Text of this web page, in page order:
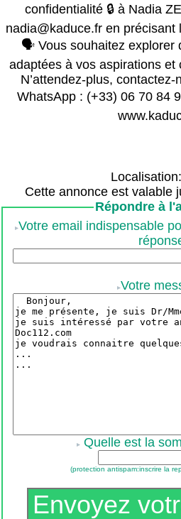
confidentialité 🔒 à Nadia
nadia@kaduce.fr en
🗣️ Vous souhaitez explorer
adaptées à vos aspirations et
N’attendez-plus,
WhatsApp : (+33) 06 70 84
Cette annonce est valable
Répondre à
Votre email indispensable
Votre
Quelle est la
(protection antispam:inscrire la